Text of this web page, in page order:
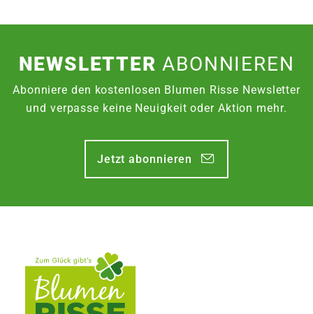
NEWSLETTERABONNIEREN
Abonniere den kostenlosen Blumen Risse Newsletter
und verpasse keine Neuigkeit oder Aktion mehr.
Jetzt abonnieren